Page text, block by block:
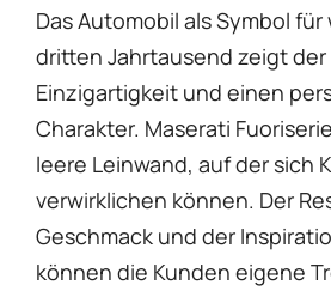
Das Automobil als Symbol für
dritten Jahrtausend zeigt der
Einzigartigkeit und einen
Charakter. Maserati
leere Leinwand, auf der sich
verwirklichen können. Der
Geschmack und der
können die Kunden eigene